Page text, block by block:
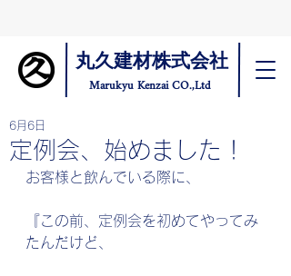
丸久建材株式会社
Marukyu Kenzai CO.,Ltd
定例会、始めました！
6月6日
お客様と飲んでいる際に、
『この前、定例会を初めてやってみ
たんだけど、